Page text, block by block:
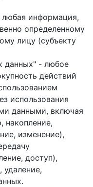
любая информация,
определенному
лицу (субъекту
данных" - любое
действий
использования
данными, включая
накопление,
изменение),
доступ),
удаление,